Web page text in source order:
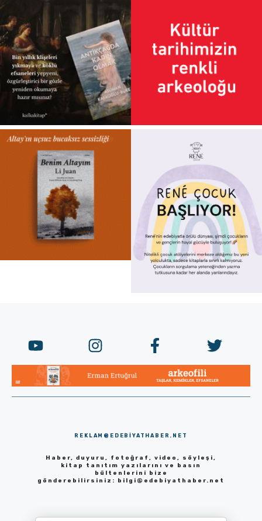
REKLAM@EDEBIYATHABER.NET
Haber, duyuru, fotoğraf, video, söyleşi,
kitap tanıtım yazılarını ve basın
bültenlerini bize
gönderebilirsiniz: bilgi@edebiyathaber.net